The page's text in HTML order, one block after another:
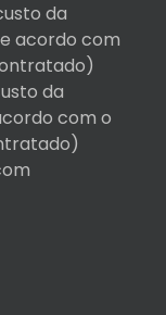
da
acordo com
da
com o